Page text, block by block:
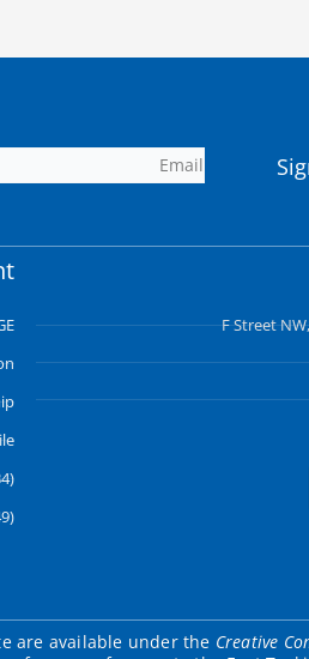
are available under the Creative